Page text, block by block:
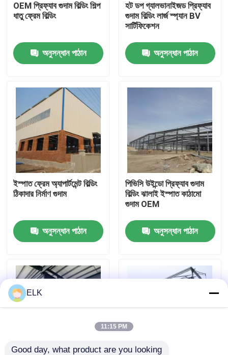
বাড়ি
আমাদের সম্বন্ধে
কারখানা পরিদর্শন
গুণমান নিয়ন্ত্রণ
আমাদের সাথে যোগাযোগ
মামলা
ইস্পাত কাঠামো গুদাম
OEM প্রিফ্যাব গুদাম বিল্ডিং শিল্প
ধাতু ফ্রেম বিল্ডিং
অনুসন্ধান পাঠান
হট ডপ গ্যালভানাইজড প্রিফ্যাব
গুদাম বিল্ডিং লার্জ স্প্যান BV
সার্টিফিকেশন
অনুসন্ধান পাঠান
ইস্পাত ফ্রেম অ্যাপার্টমেন্ট বিল্ডিং
ঠিকাদার নির্মাণ গুদাম
অনুসন্ধান পাঠান
পিভিসি উইন্ডো প্রিফ্যাব গুদাম
বিল্ডিং ঝালাই ইস্পাত কাঠামো
গুদাম OEM
অনুসন্ধান পাঠান
ELK
11:15 PM
Good day, what product are you looking